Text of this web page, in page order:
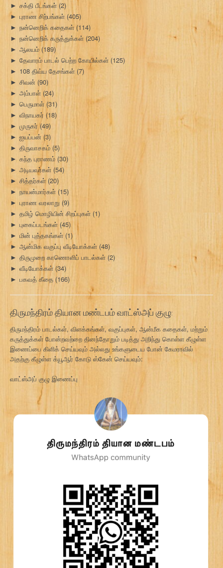
► சக்தி பீடங்கள் (2)
► புராண சிற்பங்கள் (405)
► நன்னெறிக் கதைகள் (114)
► நன்னெறிக் கருத்துக்கள் (204)
► ஆலயம் (189)
► தேவாரம் பாடல் பெற்ற கோயில்கள் (125)
► 108 திவ்ய தேசங்கள் (7)
► சிவன் (90)
► அம்பாள் (24)
► பெருமாள் (31)
► விநாயகர் (18)
► முருகர்(49)
► ஐயப்பன் (3)
► திருவாசகம் (5)
► கந்த புராணம் (30)
► அடியவர்கள் (54)
► சித்தர்கள் (20)
► நாயன்மார்கள் (15)
► புராண வரலாறு (9)
► தமிழ் மொழியின் சிறப்புகள் (1)
► புகைப்படங்கள் (45)
► மின் புத்தகங்கள் (1)
► ஆன்மிக வகுப்பு வீடியோக்கள் (48)
► திருமுறை காணொளிப் பாடல்கள் (2)
► வீடியோக்கள் (34)
► பகவத் கீதை (166)
திருமந்திரம் தியான மண்டபம் வாட்ஸ்அப் குழு:
திருமந்திரம் பாடல்கள், விளக்கங்கள், வகுப்புகள், ஆன்மீக கதைகள், மற்றும்
கருத்துக்கள் போன்றவற்றை தினந்தோறும் படித்து அறிந்து கொள்ள கீழுள்ள
இணைப்பை கிளிக் செய்யவும் அல்லது உங்களுடைய போன் கேமராவில்
அதற்கு கீழுள்ள க்யூஆர் கோடு ஸ்கேன் செய்யவும்:
வாட்ஸ்அப் குழு இணைப்பு